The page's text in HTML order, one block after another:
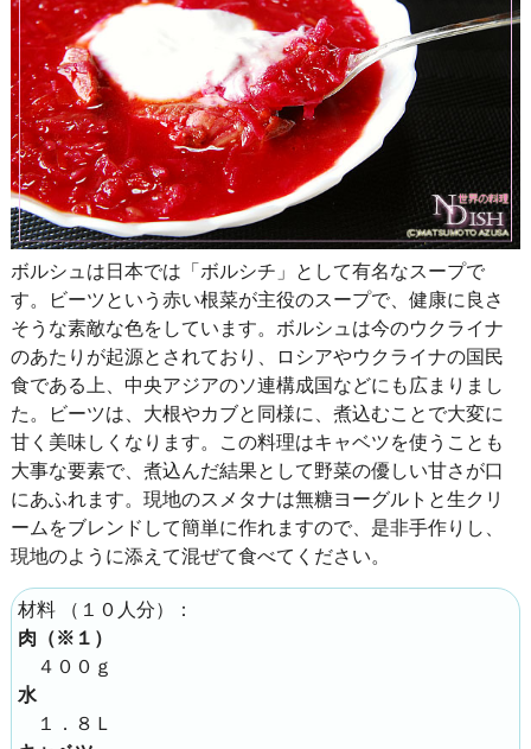
ボルシュは日本では「ボルシチ」として有名なスープで
す。ビーツという赤い根菜が主役のスープで、健康に良さ
そうな素敵な色をしています。ボルシュは今のウクライナ
のあたりが起源とされており、ロシアやウクライナの国民
食である上、中央アジアのソ連構成国などにも広まりまし
た。ビーツは、大根やカブと同様に、煮込むことで大変に
甘く美味しくなります。この料理はキャベツを使うことも
大事な要素で、煮込んだ結果として野菜の優しい甘さが口
にあふれます。現地のスメタナは無糖ヨーグルトと生クリ
ームをブレンドして簡単に作れますので、是非手作りし、
現地のように添えて混ぜて食べてください。
材料 （ １０人分）：
肉（※１）
４００ｇ
水
１．８Ｌ